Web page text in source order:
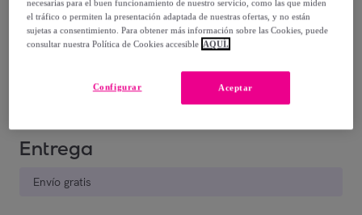
Posible recogida de tu antiguo producto,ver condiciones
Entrega
Envío gratis
necesarias para el buen funcionamiento de nuestro servicio, como las que miden
el tráfico o permiten la presentación adaptada de nuestras ofertas, y no están
sujetas a consentimiento. Para obtener más información sobre las Cookies, puede
consultar nuestra Política de Cookies accesible AQUÍ.
Aceptar
Configurar